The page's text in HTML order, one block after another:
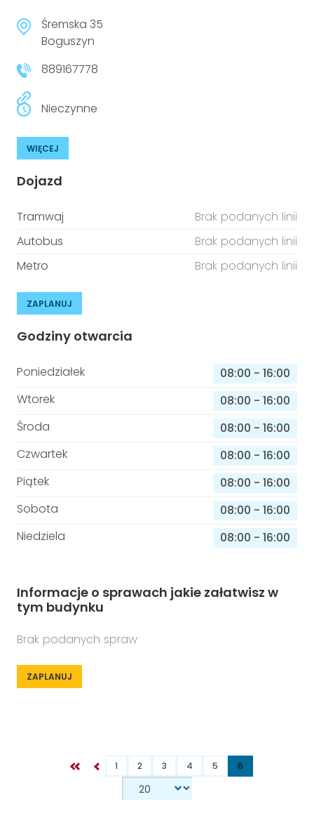
Śremska 35
Boguszyn
889167778
Nieczynne
WIĘCEJ
Dojazd
Tramwaj
Brak podanych linii
Autobus
Brak podanych linii
Metro
Brak podanych linii
ZAPLANUJ
Godziny otwarcia
Poniedziałek 08:00 - 16:00
Wtorek
08:00 - 16:00
Środa
08:00 - 16:00
Czwartek
08:00 - 16:00
Piątek
08:00 - 16:00
Sobota
08:00 - 16:00
Niedziela
08:00 - 16:00
Informacje o sprawach jakie załatwisz w
tym budynku
Brak podanych spraw
ZAPLANUJ
1 2 3 4 5 6